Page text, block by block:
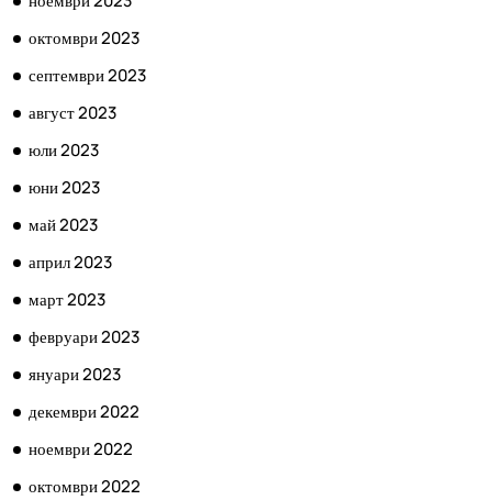
октомври 2023
септември 2023
август 2023
юли 2023
юни 2023
май 2023
април 2023
март 2023
февруари 2023
януари 2023
декември 2022
ноември 2022
октомври 2022